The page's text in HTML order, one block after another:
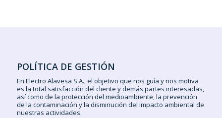
POLÍTICA DE GESTIÓN
En Electro Alavesa S.A., el objetivo que nos guía y nos motiva
es la total satisfacción del cliente y demás partes interesadas,
así como de la protección del medioambiente, la prevención
de la contaminación y la disminución del impacto ambiental de
nuestras actividades.